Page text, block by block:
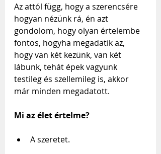
Az attól függ, hogy a szerencsére
hogyan nézünk rá, én azt
gondolom, hogy olyan értelembe
fontos, hogyha megadatik az,
hogy van két kezünk, van két
lábunk, tehát épek vagyunk
testileg és szellemileg is, akkor
már minden megadatott.
Mi az élet értelme?
A szeretet.